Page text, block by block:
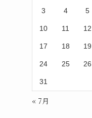
3 4 5
10 11 12
17 18 19
24 25 26
31
« 7月